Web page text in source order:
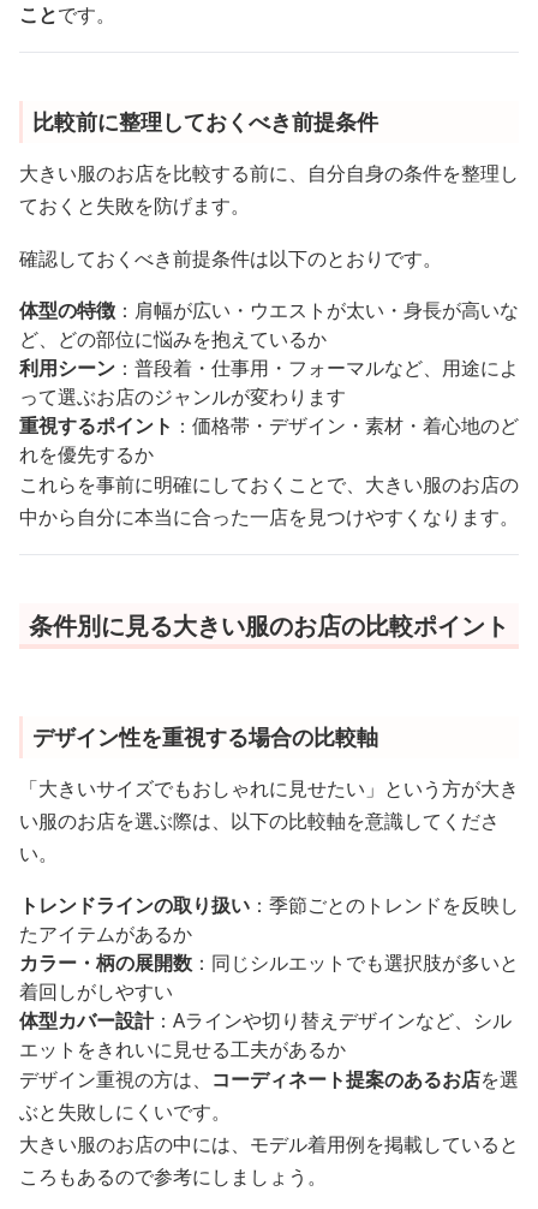
ことです。
比較前に整理しておくべき前提条件
大きい服のお店を比較する前に、自分自身の条件を整理し
ておくと失敗を防げます。
確認しておくべき前提条件は以下のとおりです。
体型の特徴 ：肩幅が広い・ウエストが太い・身長が高いな
ど、どの部位に悩みを抱えているか
利用シーン ：普段着・仕事用・フォーマルなど、用途によ
って選ぶお店のジャンルが変わります
重視するポイント ：価格帯・デザイン・素材・着心地のど
れを優先するか
これらを事前に明確にしておくことで、大きい服のお店の
中から自分に本当に合った一店を見つけやすくなります。
条件別に見る大きい服のお店の比較ポイント
デザイン性を重視する場合の比較軸
「大きいサイズでもおしゃれに見せたい」という方が大き
い服のお店を選ぶ際は、以下の比較軸を意識してくださ
い。
トレンドラインの取り扱い ：季節ごとのトレンドを反映し
たアイテムがあるか
カラー・柄の展開数 ：同じシルエットでも選択肢が多いと
着回しがしやすい
体型カバー設計：Aラインや切り替えデザインなど、シル
エットをきれいに見せる工夫があるか
デザイン重視の方は、 コーディネート提案のあるお店を選
ぶと失敗しにくいです。
大きい服のお店の中には、モデル着用例を掲載していると
ころもあるので参考にしましょう。